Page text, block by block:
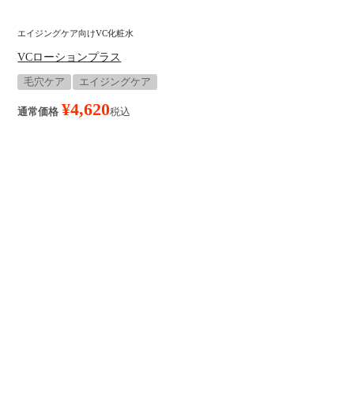
エイジングケア向けVC化粧水
VCローションプラス
毛穴ケア エイジングケア
通常価格 ¥4,620税込